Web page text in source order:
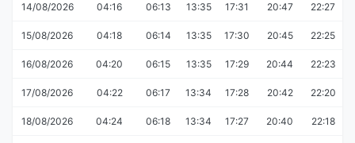
14/08/2026 04:16 06:13 13:35 17:31 20:47 22:27
15/08/2026 04:18 06:14 13:35 17:30 20:45 22:25
16/08/2026 04:20 06:15 13:35 17:29 20:44 22:23
17/08/2026 04:22 06:17 13:34 17:28 20:42 22:20
18/08/2026 04:24 06:18 13:34 17:27 20:40 22:18